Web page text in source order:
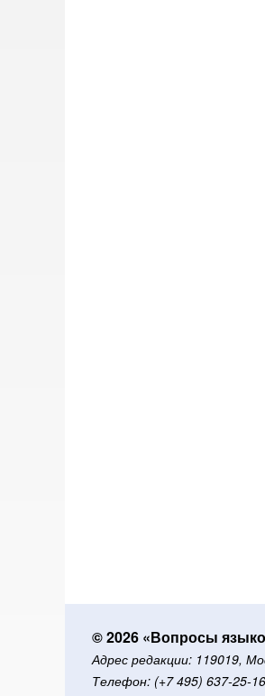
© 2026 «Вопросы
Адрес редакции: 119019,
Телефон: (+7 495) 637-25-16